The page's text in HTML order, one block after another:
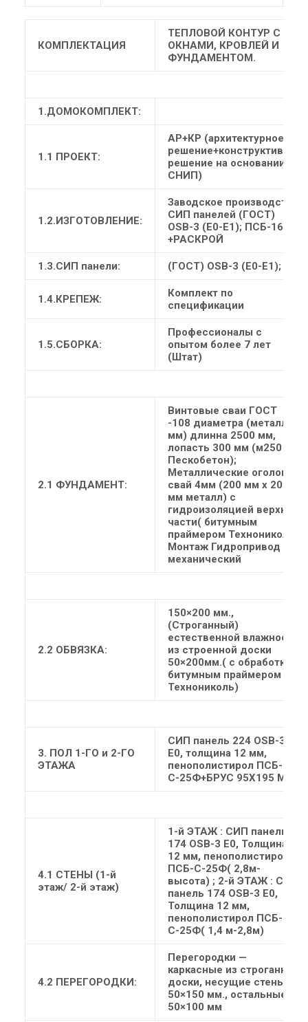
КОМПЛЕКТАЦИЯ
ТЕПЛОВОЙ КОНТУР С
ОКНАМИ, КРОВЛЕЙ И
ФУНДАМЕНТОМ.
1.ДОМОКОМПЛЕКТ:
1.1 ПРОЕКТ:
АР+КР (архитектурное
решение+конструктивное
решение на основании
СНИП)
1.2.ИЗГОТОВЛЕНИЕ:
Заводское производство
СИП панелей (ГОСТ)
ОSB-3 (Е0-Е1); ПСБ-16
+РАСКРОЙ
1.3.СИП панели: (ГОСТ) ОSB-3 (Е0-Е1);
1.4.КРЕПЕЖ:
Комплект по
спецификации
1.5.СБОРКА:
Профессионалы с
опытом более 7 лет
(Штат)
2.1 ФУНДАМЕНТ:
Винтовые сваи ГОСТ
-108 диаметра (металл 4
мм) длинна 2500 мм,
лопасть 300 мм (м250
Пескобетон);
Металлические оголовки
свай 4мм (200 мм х 200
мм металл) с
гидроизоляцией верхней
части( битумным
праймером Технониколь)
Монтаж Гидропривод
механический
2.2 ОБВЯЗКА:
150×200 мм.,
(Строганный)
естественной влажности
из строенной доски
50×200мм.( с обработкой
битумным праймером
Технониколь)
3. ПОЛ 1-ГО и 2-ГО
ЭТАЖА
СИП панель 224 OSB-3
Е0, толщина 12 мм,
пенополистирол ПСБ-
С-25Ф+БРУС 95Х195 ММ
4.1 СТЕНЫ (1-й
этаж/ 2-й этаж)
1-й ЭТАЖ : СИП панель
174 OSB-3 Е0, Толщина
12 мм, пенополистирол
ПСБ-С-25Ф( 2,8м-
высота) ; 2-й ЭТАЖ : СИП
панель 174 OSB-3 Е0,
Толщина 12 мм,
пенополистирол ПСБ-
С-25Ф( 1,4 м-2,8м)
4.2 ПЕРЕГОРОДКИ:
Перегородки —
каркасные из строганной
доски, несущие стены
50×150 мм., остальные
50×100 мм